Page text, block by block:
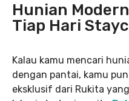
Hunian
Tiap Hari
Kalau kamu mencari
dengan pantai, kamu
eksklusif dari Rukita